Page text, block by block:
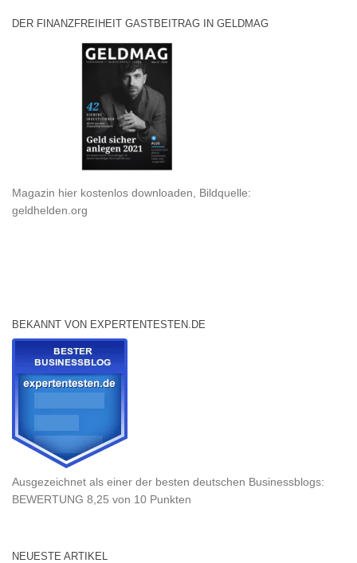
DER FINANZFREIHEIT GASTBEITRAG IN GELDMAG
Magazin hier kostenlos downloaden, Bildquelle:
geldhelden.org
BEKANNT VON EXPERTENTESTEN.DE
Ausgezeichnet als einer der besten deutschen Businessblogs:
BEWERTUNG 8,25 von 10 Punkten
NEUESTE ARTIKEL